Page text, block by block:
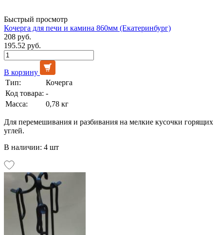
Быстрый просмотр
Кочерга для печи и камина 860мм (Екатеринбург)
208 руб.
195.52 руб.
В корзину
Тип:
Кочерга
Код товара: -
Масса:
0,78 кг
Для перемешивания и разбивания на мелкие кусочки горящих
углей.
В наличии: 4 шт